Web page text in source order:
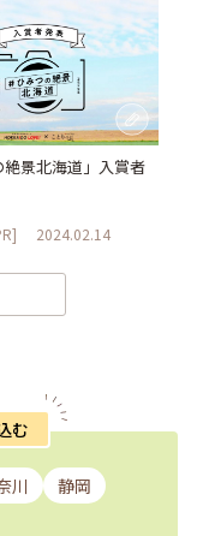
絶景北海道」入賞者
2024.02.14
む
川
静岡